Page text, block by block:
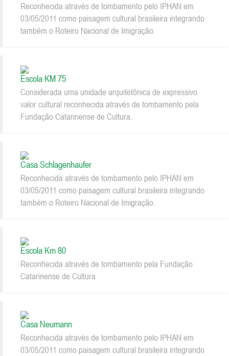
Reconhecida através de tombamento pelo IPHAN em
03/05/2011 como paisagem cultural brasileira integrando
também o Roteiro Nacional de Imigração.
Escola KM 75
Considerada uma unidade arquitetônica de expressivo
valor cultural reconhecida através de tombamento pela
Fundação Catarinense de Cultura.
Casa Schlagenhaufer
Reconhecida através de tombamento pelo IPHAN em
03/05/2011 como paisagem cultural brasileira integrando
também o Roteiro Nacional de Imigração.
Escola Km 80
Reconhecida através de tombamento pela Fundação
Catarinense de Cultura
Casa Neumann
Reconhecida através de tombamento pelo IPHAN em
03/05/2011 como paisagem cultural brasileira integrando